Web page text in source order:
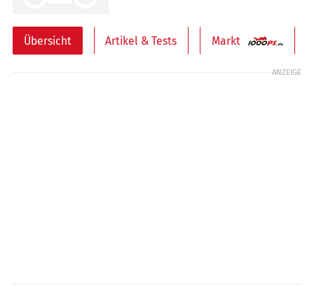
Übersicht Artikel & Tests Markt
ANZEIGE